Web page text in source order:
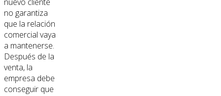
no garantiza
que la relación
comercial vaya
a mantenerse.
Después de la
venta, la
empresa debe
conseguir que